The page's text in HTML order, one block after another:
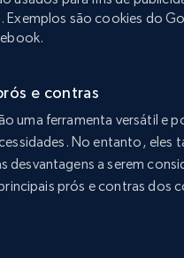
Exemplos são cookies do
e contras
uma ferramenta versátil e
No entanto, eles
desvantagens a serem
prós e contras dos